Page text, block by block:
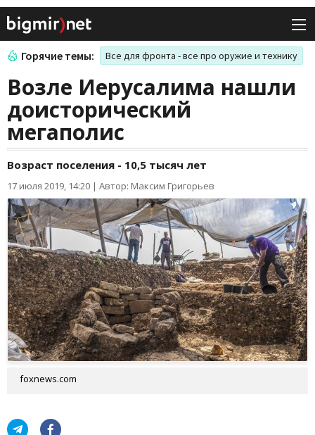
Горячие темы: Все для фронта - все про оружие и технику
Возле Иерусалима нашли
доисторический
мегаполис
Возраст поселения - 10,5 тысяч лет
17 июля 2019, 14:20 | Автор: Максим Григорьев
foxnews.com